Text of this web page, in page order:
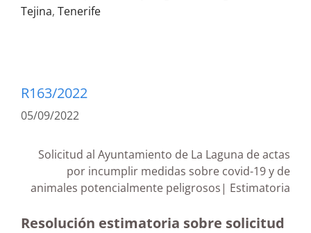
Tejina, Tenerife
R163/2022
05/09/2022
Solicitud al Ayuntamiento de La Laguna de actas
por incumplir medidas sobre covid-19 y de
animales potencialmente peligrosos| Estimatoria
Resolución estimatoria sobre solicitud